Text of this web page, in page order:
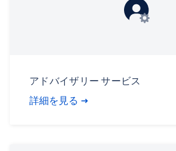
アドバイザリー サービス
詳細を見る